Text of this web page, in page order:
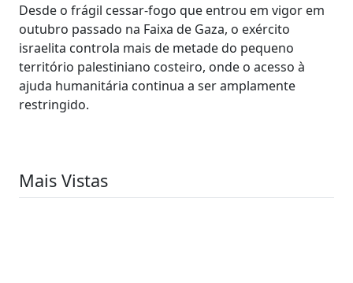
Desde o frágil cessar-fogo que entrou em vigor em
outubro passado na Faixa de Gaza, o exército
israelita controla mais de metade do pequeno
território palestiniano costeiro, onde o acesso à
ajuda humanitária continua a ser amplamente
restringido.
Mais Vistas